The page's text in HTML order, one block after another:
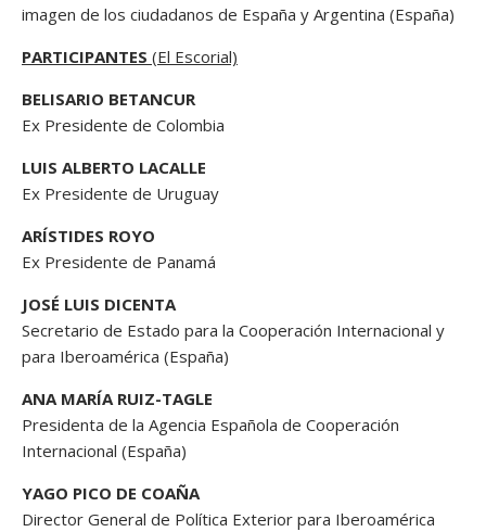
imagen de los ciudadanos de España y Argentina (España)
PARTICIPANTES (El Escorial)
BELISARIO BETANCUR
Ex Presidente de Colombia
LUIS ALBERTO LACALLE
Ex Presidente de Uruguay
ARÍSTIDES ROYO
Ex Presidente de Panamá
JOSÉ LUIS DICENTA
Secretario de Estado para la Cooperación Internacional y
para Iberoamérica (España)
ANA MARÍA RUIZ-TAGLE
Presidenta de la Agencia Española de Cooperación
Internacional (España)
YAGO PICO DE COAÑA
Director General de Política Exterior para Iberoamérica